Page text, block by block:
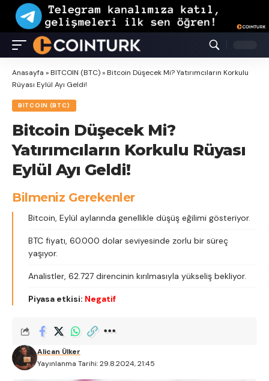
Anasayfa »BITCOIN (BTC)»Bitcoin Düşecek Mi? Yatırımcıların Korkulu
Rüyası Eylül Ayı Geldi!
BITCOIN (BTC)
Bitcoin Düşecek Mi?
Yatırımcıların Korkulu Rüyası
Eylül Ayı Geldi!
Bilmeniz Gerekenler
Bitcoin, Eylül aylarında genellikle düşüş eğilimi gösteriyor.
BTC fiyatı, 60.000 dolar seviyesinde zorlu bir süreç
yaşıyor.
Analistler, 62.727 direncinin kırılmasıyla yükseliş bekliyor.
Piyasa etkisi: Negatif
Yayınlanma Tarihi: 29.8.2024, 21:45
Alican Ülker